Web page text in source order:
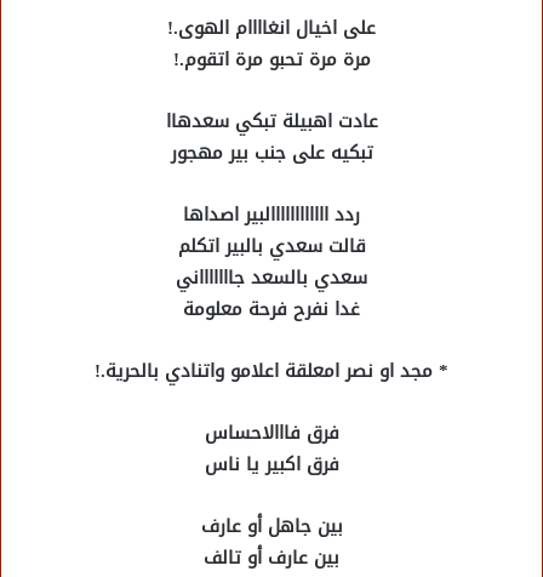
على اخيال انغاااام الهوى.!
مرة مرة تحبو مرة اتقوم.!
عادت اهبيلة تبكي سعدهاا
تبكيه على جنب بير مهجور
ردد اااااااااااالبير اصداها
قالت سعدي بالبير اتكلم
سعدي بالسعد جاااااااني
غدا نفرح فرحة معلومة
* مجد او نصر امعلقة اعلامو واتنادي بالحرية.!
فرق فااالاحساس
فرق اكبير يا ناس
بين جاهل أو عارف
بين عارف أو تالف